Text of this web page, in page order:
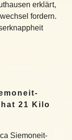
erklärt,
fordern.
21 Kilo
Siemoneit-